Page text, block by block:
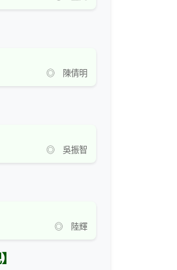
◎ 陳倩明
◎ 吳振智
◎ 陸輝